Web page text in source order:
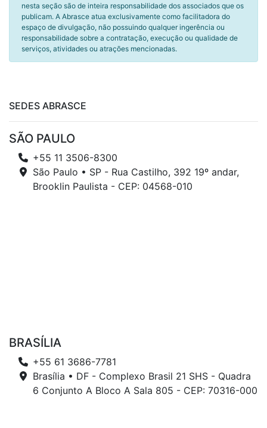
nesta seção são de inteira responsabilidade dos associados que os
publicam. A Abrasce atua exclusivamente como facilitadora do
espaço de divulgação, não possuindo qualquer ingerência ou
responsabilidade sobre a contratação, execução ou qualidade de
serviços, atividades ou atrações mencionadas.
SEDES ABRASCE
SÃO PAULO
+55 11 3506-8300
São Paulo • SP - Rua Castilho, 392 19º andar,
Brooklin Paulista - CEP: 04568-010
BRASÍLIA
+55 61 3686-7781
Brasília • DF - Complexo Brasil 21 SHS - Quadra
6 Conjunto A Bloco A Sala 805 - CEP: 70316-000